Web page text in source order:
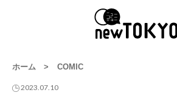
ホーム > COMIC
2023.07.10